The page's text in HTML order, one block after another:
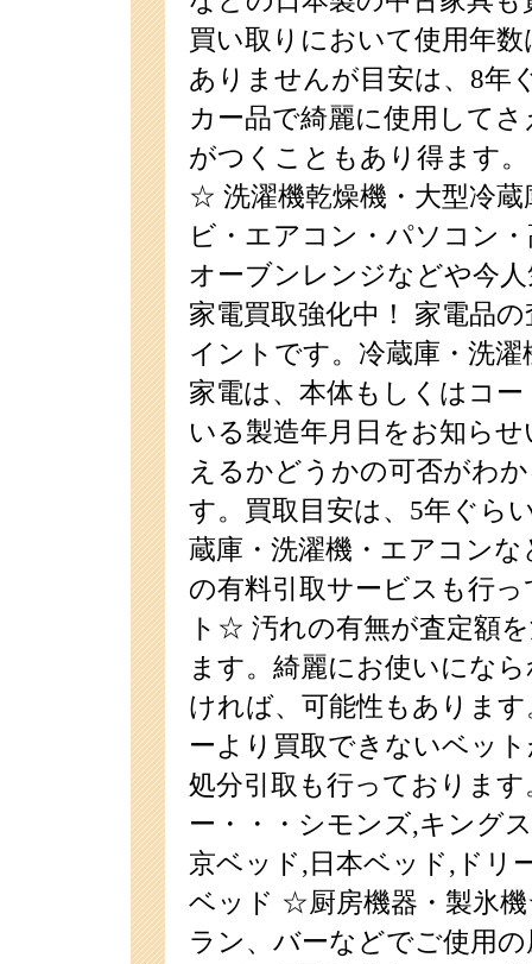
買い取りにおいて使用年
ありませんが目安は、8年
カー品で綺麗に使用して
がつくこともあり得ます
☆ 洗濯機乾燥機・大型冷
ビ・エアコン・パソコン
オーブンレンジなどや今
家電買取強化中！ 家電品
イントです。冷蔵庫・洗
家電は、本体もしくはコ
いる製造年月日をお知ら
えるかどうかの可否がわ
す。買取目安は、5年ぐら
蔵庫・洗濯機・エアコン
の有料引取サービスも行
ト☆ 汚れの有無が査定額
ます。綺麗にお使いにな
ければ、可能性もありま
ーより買取できないベッ
処分引取も行っておりま
ー・・・シモンズ,キング
京ベッド,日本ベッド,ドリ
ベッド ☆厨房機器・製氷
ラン、バーなどでご使用